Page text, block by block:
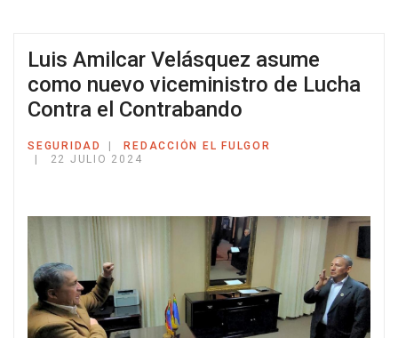
Luis Amilcar Velásquez asume
como nuevo viceministro de Lucha
Contra el Contrabando
SEGURIDAD
REDACCIÓN EL FULGOR
22 JULIO 2024